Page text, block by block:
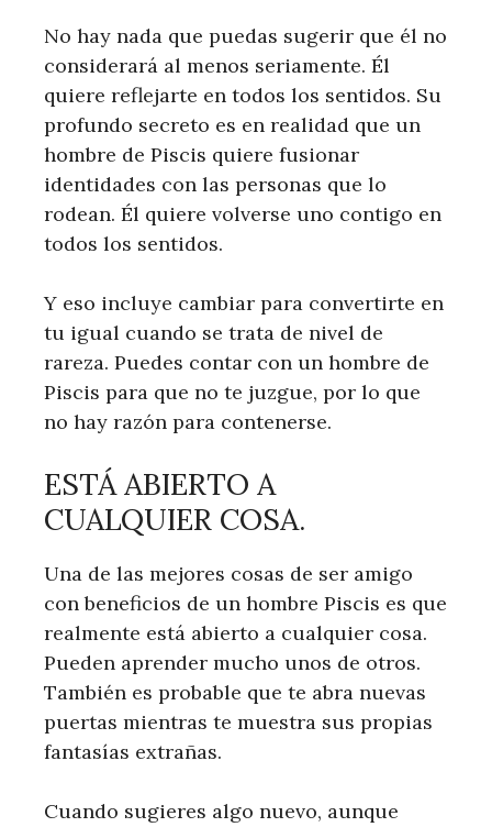
No hay nada que puedas sugerir que él no
considerará al menos seriamente. Él
quiere reflejarte en todos los sentidos. Su
profundo secreto es en realidad que un
hombre de Piscis quiere fusionar
identidades con las personas que lo
rodean. Él quiere volverse uno contigo en
todos los sentidos.
Y eso incluye cambiar para convertirte en
tu igual cuando se trata de nivel de
rareza. Puedes contar con un hombre de
Piscis para que no te juzgue, por lo que
no hay razón para contenerse.
ESTÁ ABIERTO A
CUALQUIER COSA.
Una de las mejores cosas de ser amigo
con beneficios de un hombre Piscis es que
realmente está abierto a cualquier cosa.
Pueden aprender mucho unos de otros.
También es probable que te abra nuevas
puertas mientras te muestra sus propias
fantasías extrañas.
Cuando sugieres algo nuevo, aunque